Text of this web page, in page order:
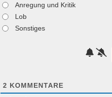
Anregung und Kritik
Lob
Sonstiges
2 KOMMENTARE